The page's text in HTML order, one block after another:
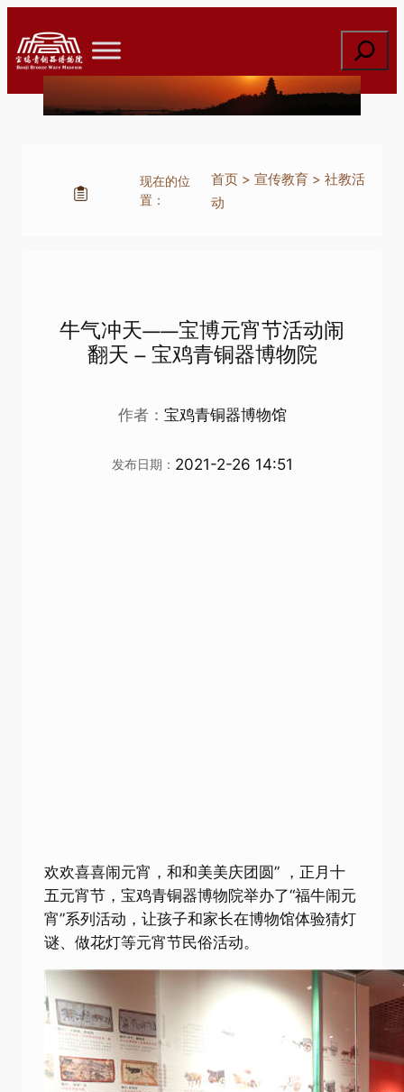
至
内
索
现在的位
置：
首页> 宣传教育> 社教活
动
牛气冲天——宝博元宵节活动闹
翻天 – 宝鸡青铜器博物院
作者： 宝鸡青铜器博物馆
发布日期： 2021-2-26 14:51
欢欢喜喜闹元宵，和和美美庆团圆” ，正月十
五元宵节，宝鸡青铜器博物院举办了“福牛闹元
宵”系列活动，让孩子和家长在博物馆体验猜灯
谜、做花灯等元宵节民俗活动。